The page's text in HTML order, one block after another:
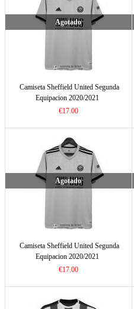
Agotado
Camiseta Sheffield United Segunda
Equipacion 2020/2021
€17.00
Agotado
Camiseta Sheffield United Segunda
Equipacion 2020/2021
€17.00